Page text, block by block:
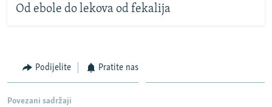
Od ebole do lekova od fekalija
Podijelite Pratite nas
Povezani sadržaji